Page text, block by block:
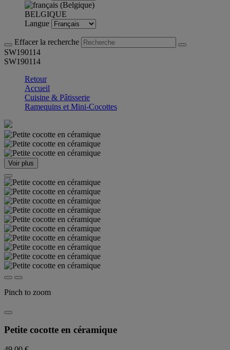
BELGIQUE
Langue
Effacer la recherche
SW190114
SW190114
Retour
Accueil
Cuisine & Pâtisserie
Ramequins et Mini-Cocottes
Voir plus
Pinch to zoom
Petite cocotte en céramique